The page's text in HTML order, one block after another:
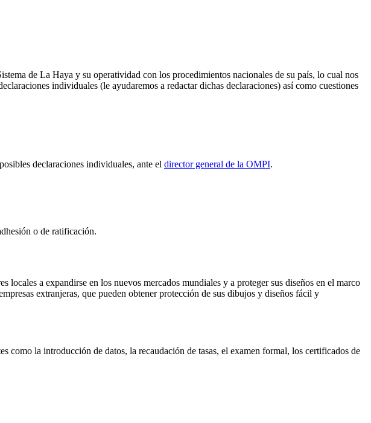
de La Haya y su operatividad con los procedimientos nacionales de su país, lo cual nos
individuales (le ayudaremos a redactar dichas declaraciones) así como cuestiones
declaraciones individuales, ante el director general de la OMPI.
o de ratificación.
a expandirse en los nuevos mercados mundiales y a proteger sus diseños en el marco
extranjeras, que pueden obtener protección de sus dibujos y diseños fácil y
como la introducción de datos, la recaudación de tasas, el examen formal, los certificados de